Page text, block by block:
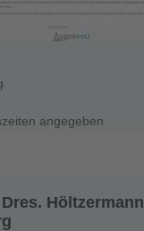
angegeben